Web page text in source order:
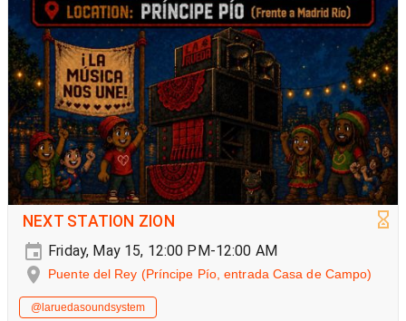
NEXT STATION ZION
Friday, May 15, 12:00 PM-12:00 AM
Puente del Rey (Príncipe Pío, entrada Casa de Campo)
@laruedasoundsystem